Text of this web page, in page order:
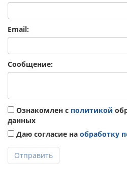
Email:
Сообщение:
Ознакомлен с политикой
данных
Даю согласие на обработку
Отправить